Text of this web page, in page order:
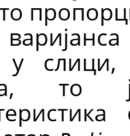
слици,
то